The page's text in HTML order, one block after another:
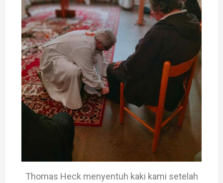
Thomas Heck menyentuh kaki kami setelah